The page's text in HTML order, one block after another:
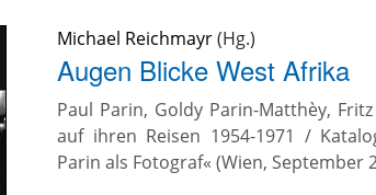
Michael Reichmayr
Augen Blicke West Afrika
Paul Parin, Goldy Parin-Matthèy,
auf ihren Reisen 1954-1971 /
Parin als Fotograf« (Wien, September